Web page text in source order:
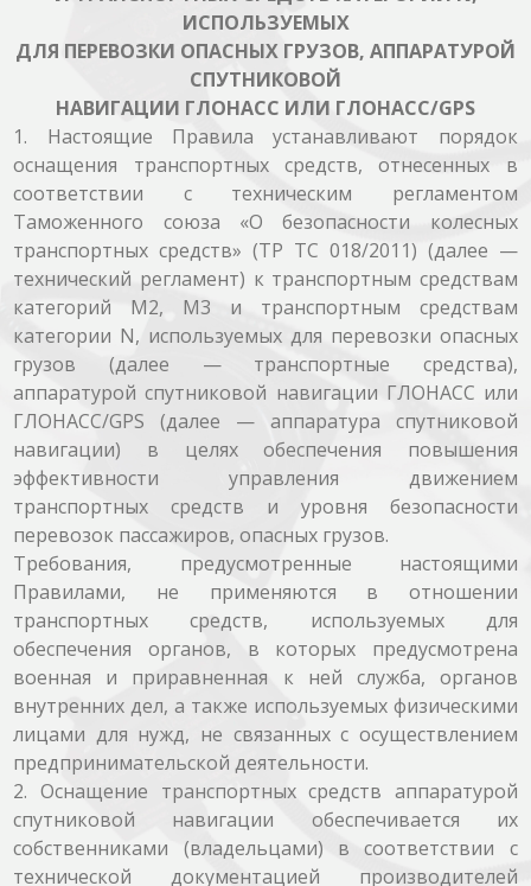
ИСПОЛЬЗУЕМЫХ
ДЛЯ ПЕРЕВОЗКИ ОПАСНЫХ ГРУЗОВ, АППАРАТУРОЙ
СПУТНИКОВОЙ
НАВИГАЦИИ ГЛОНАСС ИЛИ ГЛОНАСС/GPS
1. Настоящие Правила устанавливают порядок
оснащения транспортных средств, отнесенных в
соответствии с техническим регламентом
Таможенного союза «О безопасности колесных
транспортных средств» (ТР ТС 018/2011) (далее —
технический регламент) к транспортным средствам
категорий М2, М3 и транспортным средствам
категории N, используемых для перевозки опасных
грузов (далее — транспортные средства),
аппаратурой спутниковой навигации ГЛОНАСС или
ГЛОНАСС/GPS (далее — аппаратура спутниковой
навигации) в целях обеспечения повышения
эффективности управления движением
транспортных средств и уровня безопасности
перевозок пассажиров, опасных грузов.
Требования, предусмотренные настоящими
Правилами, не применяются в отношении
транспортных средств, используемых для
обеспечения органов, в которых предусмотрена
военная и приравненная к ней служба, органов
внутренних дел, а также используемых физическими
лицами для нужд, не связанных с осуществлением
предпринимательской деятельности.
2. Оснащение транспортных средств аппаратурой
спутниковой навигации обеспечивается их
собственниками (владельцами) в соответствии с
технической документацией производителей